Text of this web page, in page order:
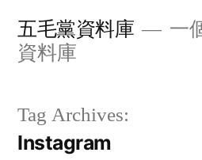
五毛黨資料庫
一
資料庫
Tag Archives:
Instagram